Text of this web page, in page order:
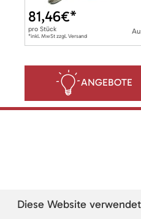
81,46€*
pro Stück
*inkl. MwSt zzgl. Versand
ANGEBOTE
Diese Website